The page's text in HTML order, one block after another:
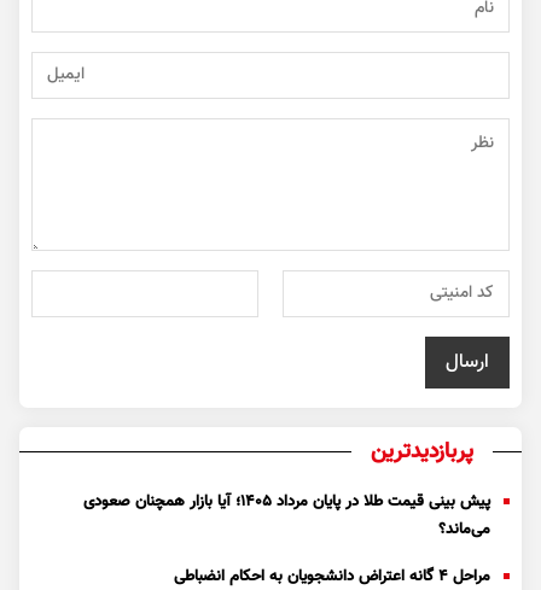
پربازدیدترین
پیش بینی قیمت طلا در پایان مرداد 1405؛ آیا بازار همچنان صعودی
می‌ماند؟
مراحل ۴ گانه اعتراض دانشجویان به احکام انضباطی